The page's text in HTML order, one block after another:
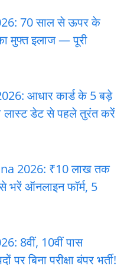
70 साल से ऊपर के
मुफ्त इलाज — पूरी
आधार कार्ड के 5 बड़े
लास्ट डेट से पहले तुरंत करें
2026: ₹10 लाख तक
भरें ऑनलाइन फॉर्म, 5
8वीं, 10वीं पास
बिना परीक्षा बंपर भर्ती!